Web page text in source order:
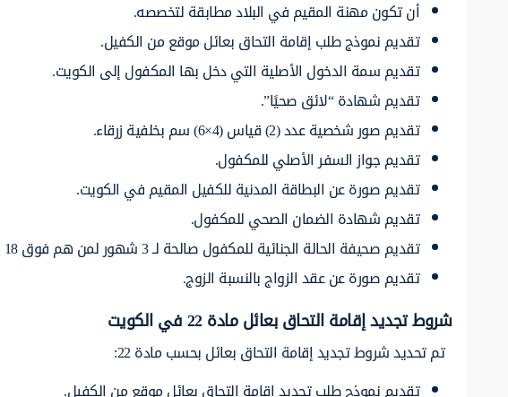
أن تكون مهنة المقيم في البلاد مطابقة لتخصصه.
تقديم نموذج طلب إقامة التحاق بعائل موقع من الكفيل.
تقديم سمة الدخول الأصلية التي دخل بها المكفول إلى الكويت.
تقديم شهادة “لائق صحيًا”.
تقديم صور شخصية عدد (2) قياس (4×6) سم بخلفية زرقاء.
تقديم جواز السفر الأصلي للمكفول.
تقديم صورة عن البطاقة المدنية للكفيل المقيم في الكويت.
تقديم شهادة الضمان الصحي للمكفول.
تقديم صحيفة الحالة الجنائية للمكفول صالحة لـ 3 شهور لمن هم فوق 18 سنة، وأن تكون مصدقة من الخارجية والسفارة الكويتية.
تقديم صورة عن عقد الزواج بالنسبة الزوج.
شروط تجديد إقامة التحاق بعائل مادة 22 في الكويت
تم تحديد شروط تجديد إقامة التحاق بعائل بحسب مادة 22: